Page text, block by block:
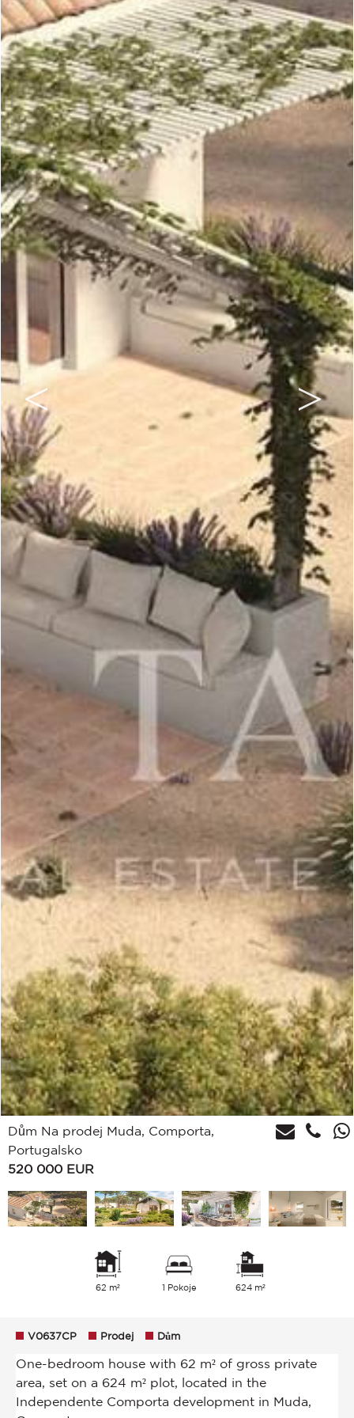
Dům Na prodej Muda, Comporta,
Portugalsko
520 000 EUR
62 m² 1 Pokoje 624 m²
V0637CP Prodej Dům